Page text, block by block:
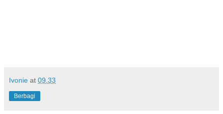
Ivonie at 09.33
Berbagi